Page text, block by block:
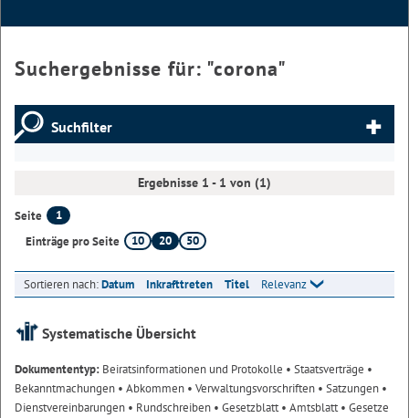
Suchergebnisse für: "corona"
Suchfilter
Ergebnisse 1 - 1 von (1)
Seite
1
Einträge pro Seite
10 20 50
Sortieren nach:Datum Inkrafttreten Titel Relevanz
Systematische Übersicht
Dokumententyp: Beiratsinformationen und Protokolle • Staatsverträge •
Bekanntmachungen • Abkommen • Verwaltungsvorschriften • Satzungen •
Dienstvereinbarungen • Rundschreiben • Gesetzblatt• Amtsblatt• Gesetze